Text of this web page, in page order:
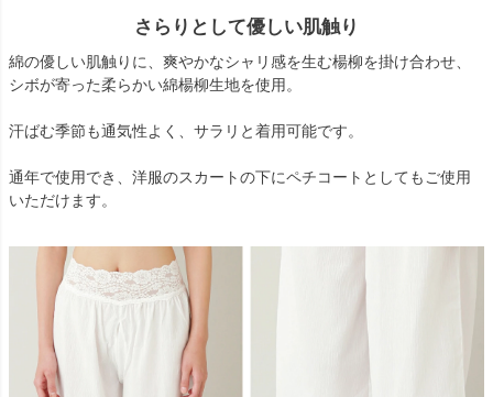
さらりとして優しい肌触り
綿の優しい肌触りに、爽やかなシャリ感を生む楊柳を掛け合わせ、
シボが寄った柔らかい綿楊柳生地を使用。
汗ばむ季節も通気性よく、サラリと着用可能です。
通年で使用でき、洋服のスカートの下にペチコートとしてもご使用
いただけます。